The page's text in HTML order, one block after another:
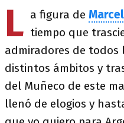
L a figura de
tiempo que
admiradores de todos
distintos ámbitos y
del Muñeco de este
llenó de elogios y